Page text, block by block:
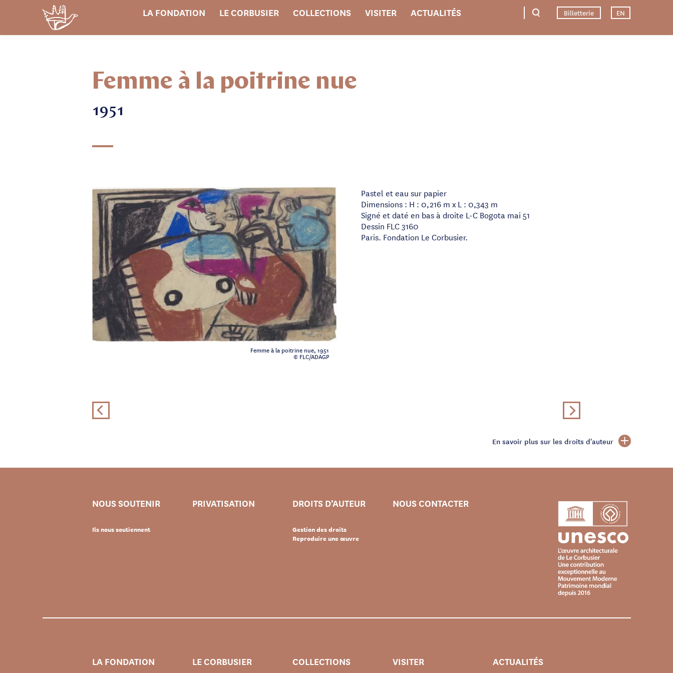
LA FONDATION LE CORBUSIER COLLECTIONS VISITER ACTUALITÉS Billetterie EN
Femme à la poitrine nue
1951
Femme à la poitrine nue, 1951
© FLC/ADAGP
Pastel et eau sur papier
Dimensions : H : 0,216 m x L : 0,343 m
Signé et daté en bas à droite L-C Bogota mai 51
Dessin FLC 3160
Paris. Fondation Le Corbusier.
En savoir plus sur les droits d'auteur
NOUS SOUTENIR
Ils nous soutiennent
PRIVATISATION DROITS D’AUTEUR
Gestion des droits
Reproduire une œuvre
NOUS CONTACTER
LA FONDATION LE CORBUSIER COLLECTIONS VISITER ACTUALITÉS